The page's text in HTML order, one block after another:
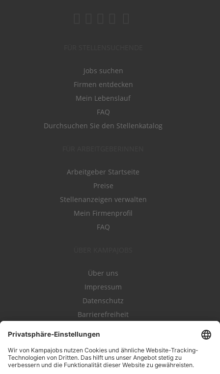
Jobs suchen
Firmen entdecken
Mein Lebenslauf
FAQ
Durchsuchen Sie den Stellenkatalog
Arbeitgeber Startseite
Preise
Stellenanzeigen verwalten
Mein Firmenprofil
FAQ
Über uns
Impressum
Datenschutz
Barrierefreiheit
Kampahire
Kampagnenforum